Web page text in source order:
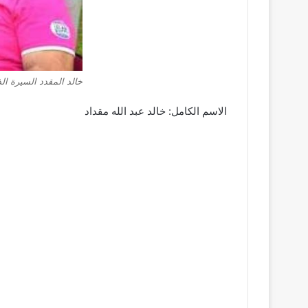
خالد المقدد السيرة
الاسم الكامل: خالد عبد الله مقداد